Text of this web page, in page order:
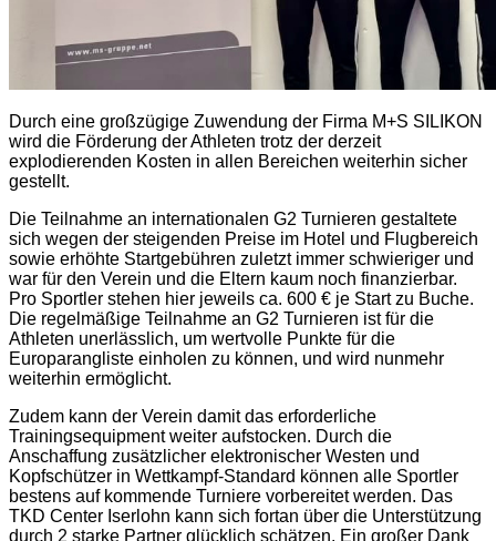
Durch eine großzügige Zuwendung der Firma M+S SILIKON
wird die Förderung der Athleten trotz der derzeit
explodierenden Kosten in allen Bereichen weiterhin sicher
gestellt.
Die Teilnahme an internationalen G2 Turnieren gestaltete
sich wegen der steigenden Preise im Hotel und Flugbereich
sowie erhöhte Startgebühren zuletzt immer schwieriger und
war für den Verein und die Eltern kaum noch finanzierbar.
Pro Sportler stehen hier jeweils ca. 600 € je Start zu Buche.
Die regelmäßige Teilnahme an G2 Turnieren ist für die
Athleten unerlässlich, um wertvolle Punkte für die
Europarangliste einholen zu können, und wird nunmehr
weiterhin ermöglicht.
Zudem kann der Verein damit das erforderliche
Trainingsequipment weiter aufstocken. Durch die
Anschaffung zusätzlicher elektronischer Westen und
Kopfschützer in Wettkampf-Standard können alle Sportler
bestens auf kommende Turniere vorbereitet werden. Das
TKD Center Iserlohn kann sich fortan über die Unterstützung
durch 2 starke Partner glücklich schätzen. Ein großer Dank